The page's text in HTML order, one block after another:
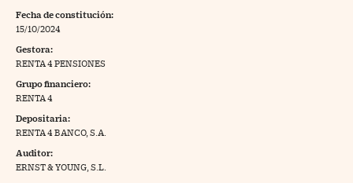
Pyme
a Cinco Días
Fecha de constitución:
15/10/2024
Gestora:
RENTA 4 PENSIONES
Grupo financiero:
RENTA 4
Depositaria:
RENTA 4 BANCO, S.A.
Auditor:
ERNST & YOUNG, S.L.